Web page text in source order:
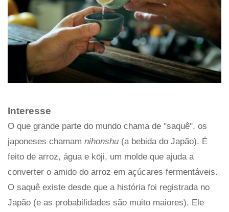
Interesse
O que grande parte do mundo chama de "saquê", os
japoneses chamam nihonshu (a bebida do Japão). É
feito de arroz, água e kōji, um molde que ajuda a
converter o amido do arroz em açúcares fermentáveis.
O saquê existe desde que a história foi registrada no
Japão (e as probabilidades são muito maiores). Ele